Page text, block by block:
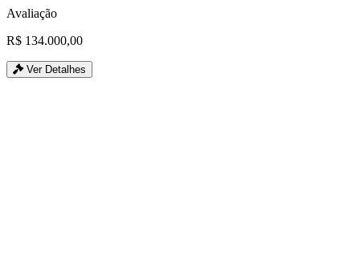
Avaliação
R$ 134.000,00
Ver Detalhes